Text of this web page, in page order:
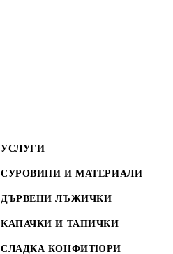
УСЛУГИ
СУРОВИНИ И МАТЕРИАЛИ
ДЪРВЕНИ ЛЪЖИЧКИ
КАПАЧКИ И ТАПИЧКИ
СЛАДКА КОНФИТЮРИ